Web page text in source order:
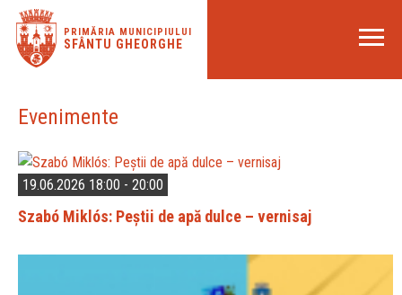
PRIMĂRIA MUNICIPIULUI
SFÂNTU GHEORGHE
Evenimente
19.06.2026 18:00 - 20:00
Szabó Miklós: Peștii de apă dulce – vernisaj